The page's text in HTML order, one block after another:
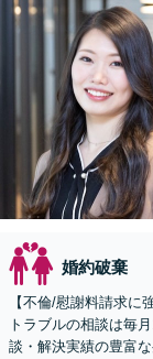
婚約破棄
【不倫/慰謝料請求に
トラブルの相談は毎
談・解決実績の豊富